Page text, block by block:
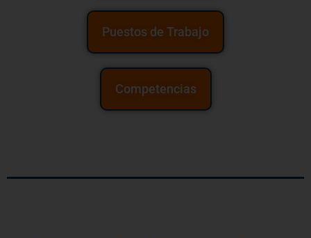
Puestos de Trabajo
Competencias